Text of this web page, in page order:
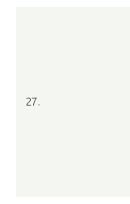
27.